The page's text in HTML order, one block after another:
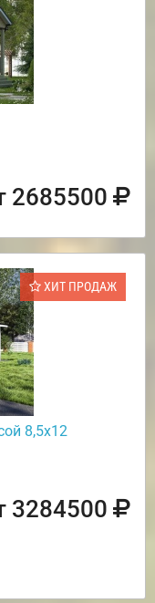
2685500
ХИТ ПРОДАЖ
8,5х12
3284500